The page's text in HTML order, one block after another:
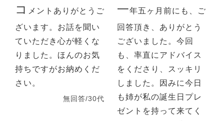
コ メントありがとうご
ざいます。お話を聞い
ていただき心が軽くな
りました。ほんのお気
持ちですがお納めくだ
さい。
無回答/30代
一年五ヶ月前にも、ご
回答頂き、ありがとう
ございました。今回
も、率直にアドバイス
をくださり、スッキリ
しました。因みに今日
も姉が私の誕生日プレ
ゼントを持って来てく